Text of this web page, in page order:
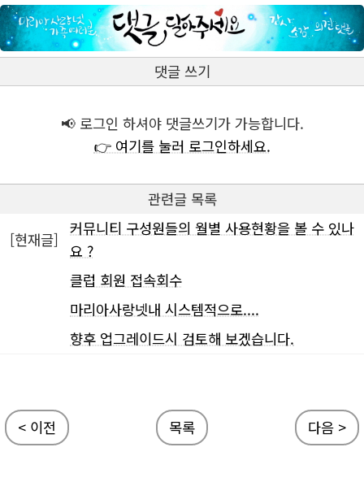
댓글 쓰기
📢 로그인 하셔야 댓글쓰기가 가능합니다.
👉 여기를 눌러 로그인하세요.
관련글 목록
[현재글]
커뮤니티 구성원들의 월별 사용현황을 볼 수 있나
요 ?
클럽 회원 접속회수
마리아사랑넷내 시스템적으로....
향후 업그레이드시 검토해 보겠습니다.
< 이전 목록 다음 >